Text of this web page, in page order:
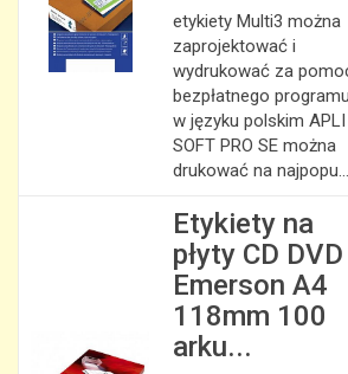
etykiety Multi3 można
zaprojektować i
wydrukować za
bezpłatnego programu
w języku polskim APLI
SOFT PRO SE można
drukować na najpopu...
Etykiety na
płyty CD DVD
Emerson A4
118mm 100
arku...